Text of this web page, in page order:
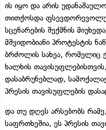
ის იყო და არის
თითქოსდა
სცენარების შექმნის
მშვიდობიანი პროტესტის
ბრძოლის სახეა, რომელიც
ხალხის
დასაბრუნებლად,
პრესის თავისუფლების
და თუ დღეს არსებობს
საფრთხეშია, ეს პრესის